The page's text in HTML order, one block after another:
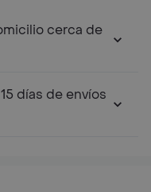
cerca de
días de envíos